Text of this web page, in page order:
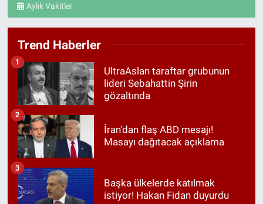
Aylık Vakitler
Trend Haberler
UltraAslan taraftar grubunun
lideri Sebahattin Şirin
gözaltında
1
İran'dan flaş ABD mesajı!
Masayı dağıtacak açıklama
2
Başka ülkelerde katılmak
istiyor! Hakan Fidan duyurdu
3